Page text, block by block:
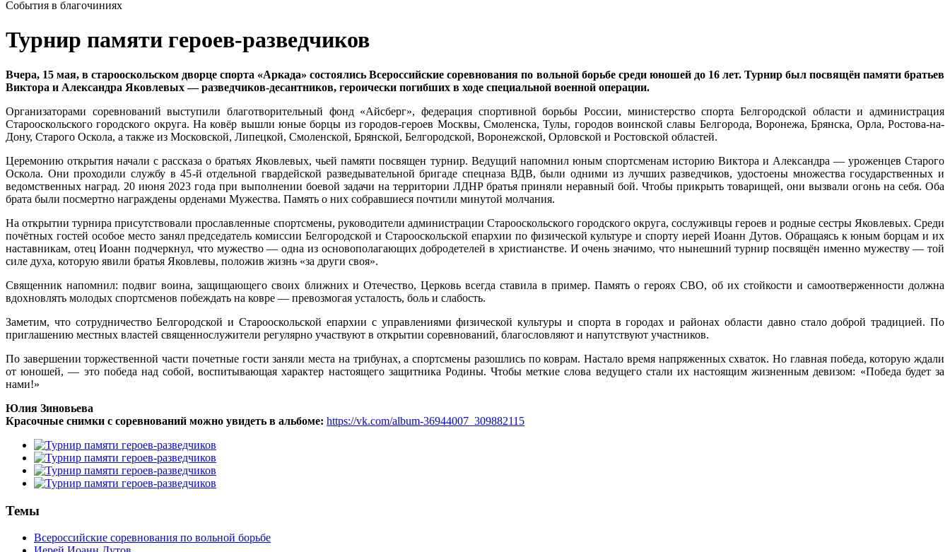
События в благочиниях
Турнир памяти героев-разведчиков
Вчера, 15 мая, в старооскольском дворце спорта «Аркада» состоялись Всероссийские соревнования по вольной борьбе среди юношей до 16 лет. Турнир был посвящён памяти братьев
Виктора и Александра Яковлевых — разведчиков-десантников, героически погибших в ходе специальной военной операции.
Организаторами соревнований выступили благотворительный фонд «Айсберг», федерация спортивной борьбы России, министерство спорта Белгородской области и администрация
Старооскольского городского округа. На ковёр вышли юные борцы из городов-героев Москвы, Смоленска, Тулы, городов воинской славы Белгорода, Воронежа, Брянска, Орла, Ростова-на-
Дону, Старого Оскола, а также из Московской, Липецкой, Смоленской, Брянской, Белгородской, Воронежской, Орловской и Ростовской областей.
Церемонию открытия начали с рассказа о братьях Яковлевых, чьей памяти посвящен турнир. Ведущий напомнил юным спортсменам историю Виктора и Александра — уроженцев Старого
Оскола. Они проходили службу в 45-й отдельной гвардейской разведывательной бригаде спецназа ВДВ, были одними из лучших разведчиков, удостоены множества государственных и
ведомственных наград. 20 июня 2023 года при выполнении боевой задачи на территории ЛДНР братья приняли неравный бой. Чтобы прикрыть товарищей, они вызвали огонь на себя. Оба
брата были посмертно награждены орденами Мужества. Память о них собравшиеся почтили минутой молчания.
На открытии турнира присутствовали прославленные спортсмены, руководители администрации Старооскольского городского округа, сослуживцы героев и родные сестры Яковлевых. Среди
почётных гостей особое место занял председатель комиссии Белгородской и Старооскольской епархии по физической культуре и спорту иерей Иоанн Дутов. Обращаясь к юным борцам и их
наставникам, отец Иоанн подчеркнул, что мужество — одна из основополагающих добродетелей в христианстве. И очень значимо, что нынешний турнир посвящён именно мужеству — той
силе духа, которую явили братья Яковлевы, положив жизнь «за други своя».
Священник напомнил: подвиг воина, защищающего своих ближних и Отечество, Церковь всегда ставила в пример. Память о героях СВО, об их стойкости и самоотверженности должна
вдохновлять молодых спортсменов побеждать на ковре — превозмогая усталость, боль и слабость.
Заметим, что сотрудничество Белгородской и Старооскольской епархии с управлениями физической культуры и спорта в городах и районах области давно стало доброй традицией. По
приглашению местных властей священнослужители регулярно участвуют в открытии соревнований, благословляют и напутствуют участников.
По завершении торжественной части почетные гости заняли места на трибунах, а спортсмены разошлись по коврам. Настало время напряженных схваток. Но главная победа, которую ждали
от юношей, — это победа над собой, воспитывающая характер настоящего защитника Родины. Чтобы меткие слова ведущего стали их настоящим жизненным девизом: «Победа будет за
нами!»
Юлия Зиновьева
Красочные снимки с соревнований можно увидеть в альбоме: https://vk.com/album-36944007_309882115
Темы
Всероссийские соревнования по вольной борьбе